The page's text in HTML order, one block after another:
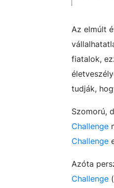
Az elmúlt
fiatalok,
tudják,
Szomorú,
Challenge
Challenge
Azóta
Challenge